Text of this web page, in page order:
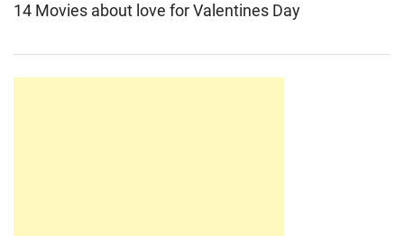
14 Movies about love for Valentines Day